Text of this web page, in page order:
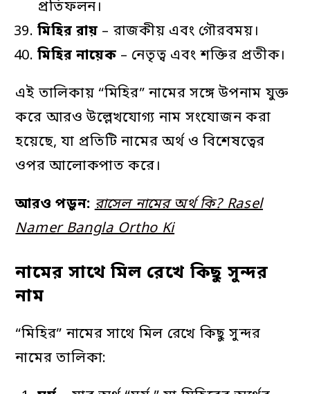
প্রতিফলন।
মিহির রায় – রাজকীয় এবং গৌরবময়।
মিহির নায়েক – নেতৃত্ব এবং শক্তির প্রতীক।
এই তালিকায় “মিহির” নামের সঙ্গে উপনাম যুক্ত
করে আরও উল্লেখযোগ্য নাম সংযোজন করা
হয়েছে, যা প্রতিটি নামের অর্থ ও বিশেষত্বের
ওপর আলোকপাত করে।
আরও পড়ুন: রাসেল নামের অর্থ কি? Rasel
Namer Bangla Ortho Ki
নামের সাথে মিল রেখে কিছু সুন্দর
নাম
“মিহির” নামের সাথে মিল রেখে কিছু সুন্দর
নামের তালিকা: